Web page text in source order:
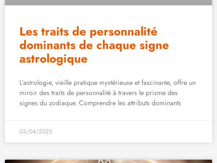
Les traits de personnalité
dominants de chaque signe
astrologique
L’astrologie, vieille pratique mystérieuse et fascinante, offre un
miroir des traits de personnalité à travers le prisme des
signes du zodiaque. Comprendre les attributs dominants
03/04/2025